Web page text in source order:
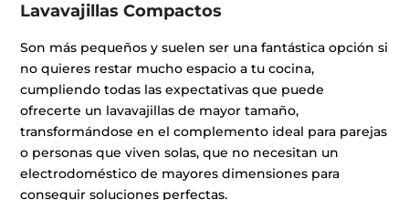
Lavavajillas Compactos
Son más pequeños y suelen ser una fantástica opción si
no quieres restar mucho espacio a tu cocina,
cumpliendo todas las expectativas que puede
ofrecerte un lavavajillas de mayor tamaño,
transformándose en el complemento ideal para parejas
o personas que viven solas, que no necesitan un
electrodoméstico de mayores dimensiones para
conseguir soluciones perfectas.